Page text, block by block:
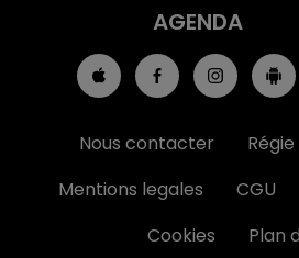
AGENDA
Nous contacter
Mentions legales
CGU
Cookies
Plan